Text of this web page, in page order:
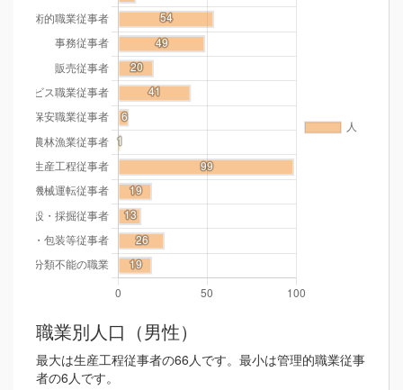
職業別人口（男性）
最大は生産工程従事者の66人です。最小は管理的職業従事
者の6人です。